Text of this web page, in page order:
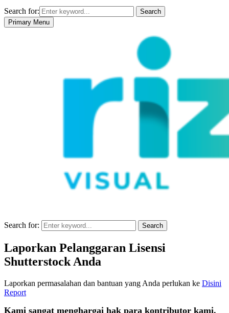
Search for:
Search
Primary Menu
Search for: Search
Laporkan Pelanggaran Lisensi
Shutterstock Anda
Laporkan permasalahan dan bantuan yang Anda perlukan ke Disini
Report
Kami sangat menghargai hak para kontributor kami.